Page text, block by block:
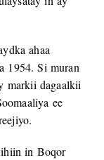
ahaa
1954. Si muran
markii dagaalkii
ee
in Boqor